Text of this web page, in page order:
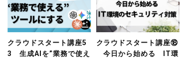
クラウドスタート講座5
3 生成AIを”業務で使え
クラウドスタート講座⑱
今日から始める IT環